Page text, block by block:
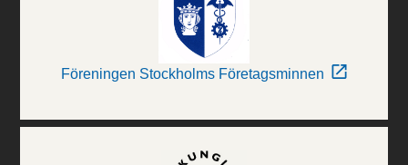
Föreningen Stockholms Företagsminnen